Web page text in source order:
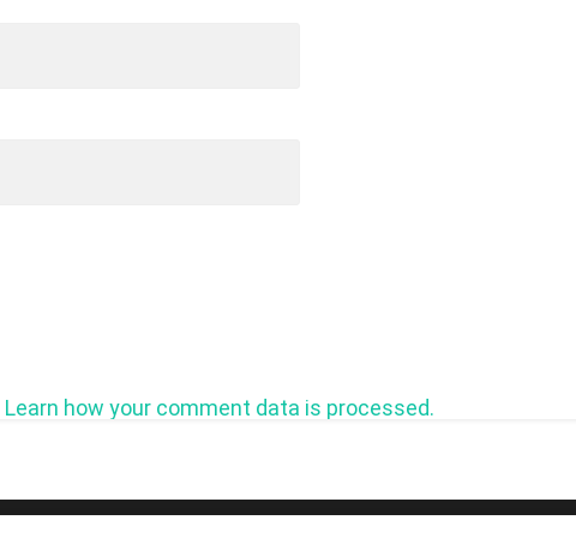
Learn how your comment data is processed.